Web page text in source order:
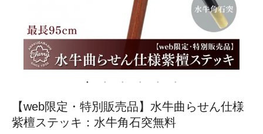
【web限定・特別販売品】水牛曲らせん仕様
紫檀ステッキ：水牛角石突無料